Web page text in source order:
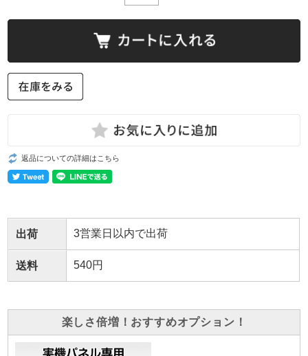
返品についての詳細はこちら
出荷 3営業日以内で出荷
送料 540円
楽しさ倍増！おすすめオプション！